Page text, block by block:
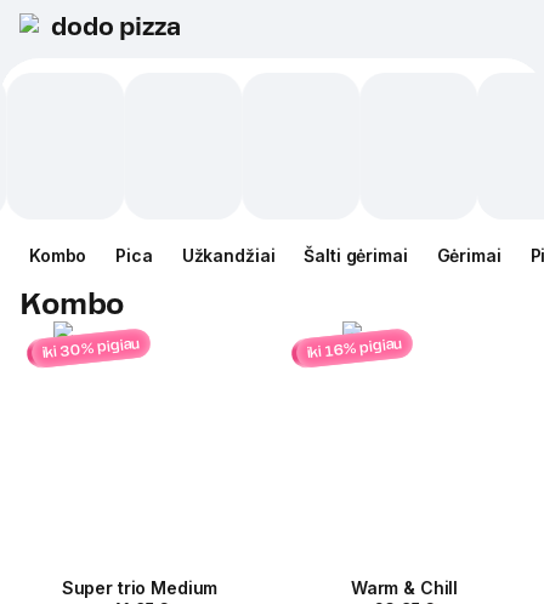
dodo pizza
Kombo Pica Užkandžiai Šalti gėrimai Gėrimai
Kombo
iki 30% pigiau
Super trio Medium
iki 16% pigiau
Warm & Chill